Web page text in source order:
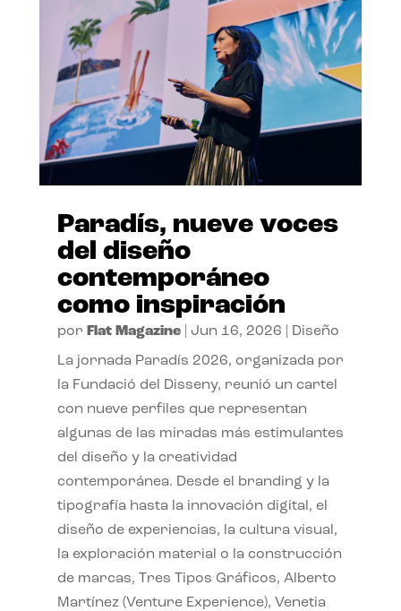
Paradís, nueve voces
del diseño
contemporáneo
como inspiración
por Flat Magazine| Jun 16, 2026 Diseño
La jornada Paradís 2026, organizada por
la Fundació del Disseny, reunió un cartel
con nueve perfiles que representan
algunas de las miradas más estimulantes
del diseño y la creatividad
contemporánea. Desde el branding y la
tipografía hasta la innovación digital, el
diseño de experiencias, la cultura visual,
la exploración material o la construcción
de marcas, Tres Tipos Gráficos, Alberto
Martínez (Venture Experience), Venetia